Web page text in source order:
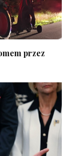
przez